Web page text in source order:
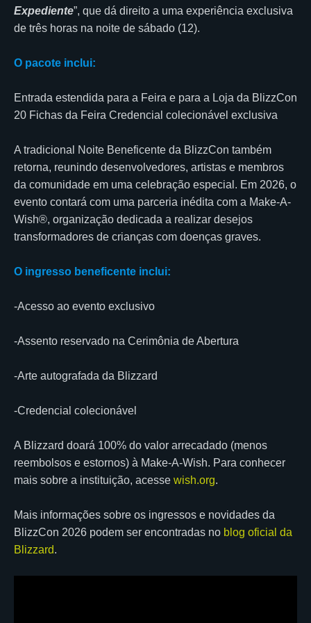
Expediente”, que dá direito a uma experiência exclusiva
de três horas na noite de sábado (12).
O pacote inclui:
Entrada estendida para a Feira e para a Loja da BlizzCon
20 Fichas da Feira Credencial colecionável exclusiva
A tradicional Noite Beneficente da BlizzCon também
retorna, reunindo desenvolvedores, artistas e membros
da comunidade em uma celebração especial. Em 2026, o
evento contará com uma parceria inédita com a Make-A-
Wish®, organização dedicada a realizar desejos
transformadores de crianças com doenças graves.
O ingresso beneficente inclui:
-Acesso ao evento exclusivo
-Assento reservado na Cerimônia de Abertura
-Arte autografada da Blizzard
-Credencial colecionável
A Blizzard doará 100% do valor arrecadado (menos
reembolsos e estornos) à Make-A-Wish. Para conhecer
mais sobre a instituição, acesse wish.org.
Mais informações sobre os ingressos e novidades da
BlizzCon 2026 podem ser encontradas no blog oficial da
Blizzard.